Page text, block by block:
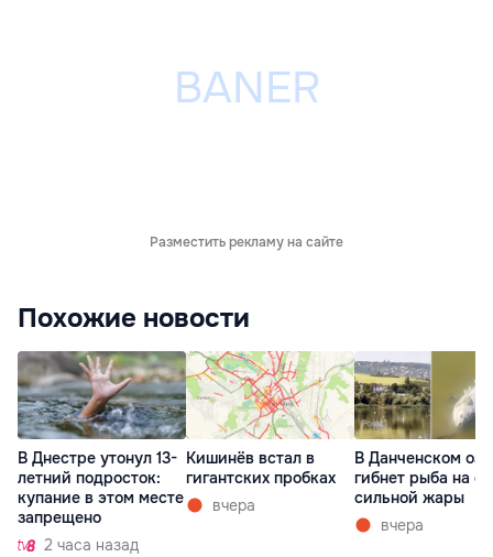
Разместить рекламу на сайте
Похожие новости
В Днестре утонул 13-
летний подросток:
купание в этом месте
запрещено
2 часа назад
Кишинёв встал в
гигантских пробках
вчера
В Данченском
гибнет рыба на
сильной жары
вчера